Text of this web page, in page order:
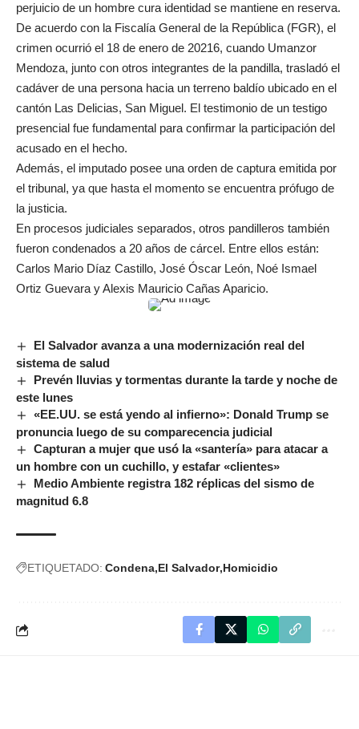
perjuicio de un hombre cura identidad se mantiene en reserva.
De acuerdo con la Fiscalía General de la República (FGR), el
crimen ocurrió el 18 de enero de 20216, cuando Umanzor
Mendoza, junto con otros integrantes de la pandilla, trasladó el
cadáver de una persona hacia un terreno baldío ubicado en el
cantón Las Delicias, San Miguel. El testimonio de un testigo
presencial fue fundamental para confirmar la participación del
acusado en el hecho.
Además, el imputado posee una orden de captura emitida por
el tribunal, ya que hasta el momento se encuentra prófugo de
la justicia.
En procesos judiciales separados, otros pandilleros también
fueron condenados a 20 años de cárcel. Entre ellos están:
Carlos Mario Díaz Castillo, José Óscar León, Noé Ismael
Ortiz Guevara y Alexis Mauricio Cañas Aparicio.
El Salvador avanza a una modernización real del
sistema de salud
Prevén lluvias y tormentas durante la tarde y noche de
este lunes
«EE.UU. se está yendo al infierno»: Donald Trump se
pronuncia luego de su comparecencia judicial
Capturan a mujer que usó la «santería» para atacar a
un hombre con un cuchillo, y estafar «clientes»
Medio Ambiente registra 182 réplicas del sismo de
magnitud 6.8
ETIQUETADO: Condena El Salvador Homicidio